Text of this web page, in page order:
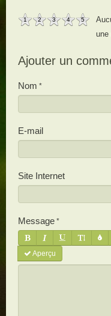
1 2 3 4 5
une
Ajouter un
Nom
E-mail
Site Internet
Message
Aperçu